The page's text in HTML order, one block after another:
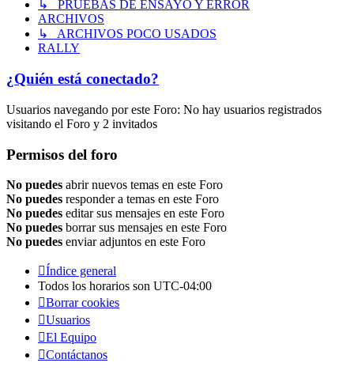
↳ PRUEBAS DE ENSAYO Y ERROR
ARCHIVOS
↳ ARCHIVOS POCO USADOS
RALLY
¿Quién está conectado?
Usuarios navegando por este Foro: No hay usuarios registrados
visitando el Foro y 2 invitados
Permisos del foro
No puedes abrir nuevos temas en este Foro
No puedes responder a temas en este Foro
No puedes editar sus mensajes en este Foro
No puedes borrar sus mensajes en este Foro
No puedes enviar adjuntos en este Foro
Índice general
Todos los horarios son UTC-04:00
Borrar cookies
Usuarios
El Equipo
Contáctanos